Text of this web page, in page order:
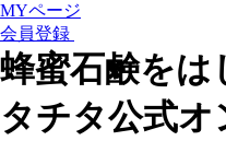
MYページ
会員登録
蜂蜜石鹸をは
タチタ公式オ